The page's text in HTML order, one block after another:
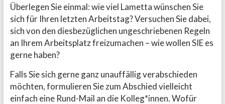
Überlegen Sie einmal: wie viel Lametta wünschen Sie
sich für Ihren letzten Arbeitstag? Versuchen Sie dabei,
sich von den diesbezüglichen ungeschriebenen Regeln
an Ihrem Arbeitsplatz freizumachen – wie wollen SIE es
gerne haben?
Falls Sie sich gerne ganz unauffällig verabschieden
möchten, formulieren Sie zum Abschied vielleicht
einfach eine Rund-Mail an die Kolleg*innen. Wofür